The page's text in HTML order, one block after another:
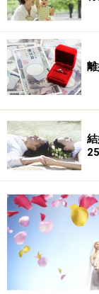
※抽選で20名に
※謝礼付きの限定
なります